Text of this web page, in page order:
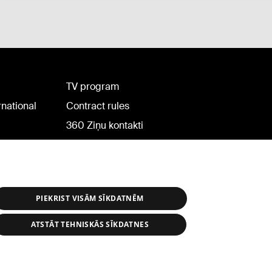
TV program
Contract rules
360 Ziņu kontakti
PIEKRIST VISĀM SĪKDATNĒM
ATSTĀT TEHNISKĀS SĪKDATNES